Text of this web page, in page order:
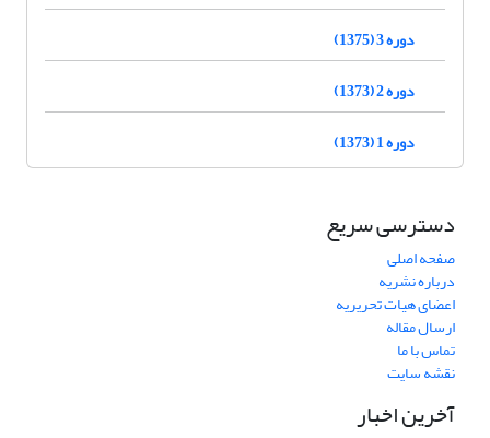
دوره 3 (1375)
دوره 2 (1373)
دوره 1 (1373)
دسترسی سریع
صفحه اصلی
درباره نشریه
اعضای هیات تحریریه
ارسال مقاله
تماس با ما
نقشه سایت
آخرین اخبار